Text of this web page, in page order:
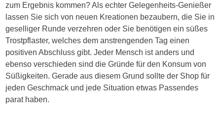
zum Ergebnis kommen? Als echter Gelegenheits-Genießer
lassen Sie sich von neuen Kreationen bezaubern, die Sie in
geselliger Runde verzehren oder Sie benötigen ein süßes
Trostpflaster, welches dem anstrengenden Tag einen
positiven Abschluss gibt. Jeder Mensch ist anders und
ebenso verschieden sind die Gründe für den Konsum von
Süßigkeiten. Gerade aus diesem Grund sollte der Shop für
jeden Geschmack und jede Situation etwas Passendes
parat haben.